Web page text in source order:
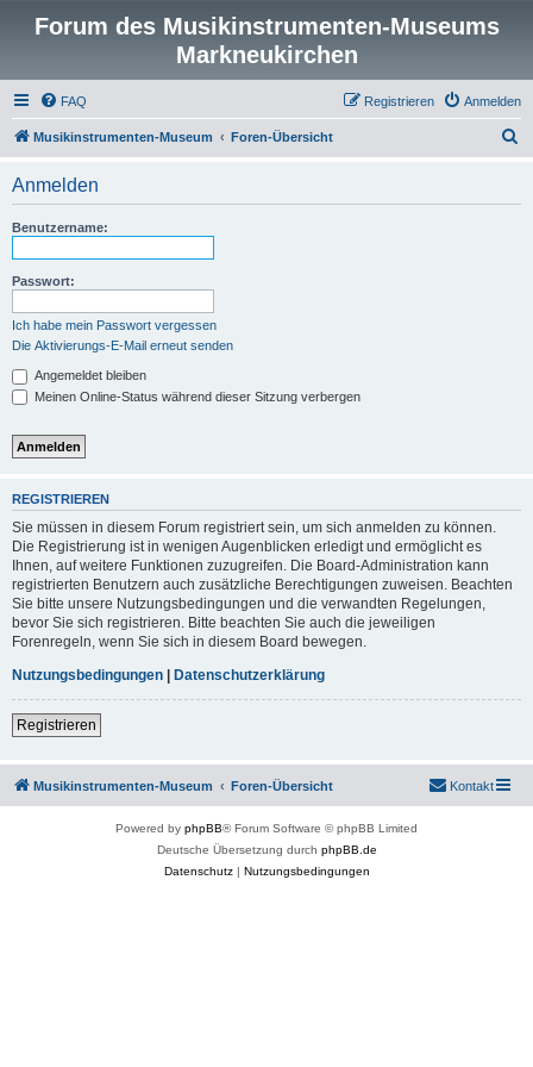
Forum des Musikinstrumenten-Museums
Markneukirchen
FAQ Anmelden
Registrieren
Musikinstrumenten-Museum Foren-Übersicht
Anmelden
Benutzername:
Passwort:
Ich habe mein Passwort vergessen
Die Aktivierungs-E-Mail erneut senden
Angemeldet bleiben
Meinen Online-Status während dieser Sitzung verbergen
REGISTRIEREN
Sie müssen in diesem Forum registriert sein, um sich anmelden zu können.
Die Registrierung ist in wenigen Augenblicken erledigt und ermöglicht es
Ihnen, auf weitere Funktionen zuzugreifen. Die Board-Administration kann
registrierten Benutzern auch zusätzliche Berechtigungen zuweisen. Beachten
Sie bitte unsere Nutzungsbedingungen und die verwandten Regelungen,
bevor Sie sich registrieren. Bitte beachten Sie auch die jeweiligen
Forenregeln, wenn Sie sich in diesem Board bewegen.
Nutzungsbedingungen | Datenschutzerklärung
Registrieren
Musikinstrumenten-Museum Foren-Übersicht Kontakt
Powered by phpBB® Forum Software © phpBB Limited
Deutsche Übersetzung durch phpBB.de
Datenschutz| Nutzungsbedingungen